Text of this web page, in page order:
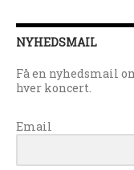
NYHEDSMAIL
Få en nyhedsmail
hver koncert.
Email